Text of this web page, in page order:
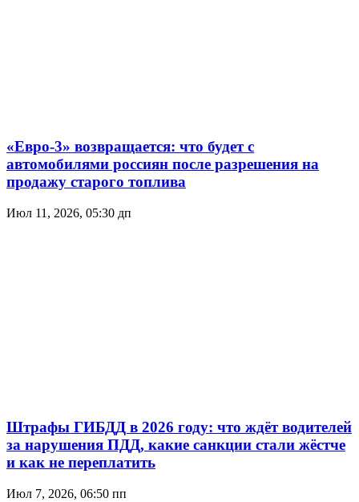
«Евро-3» возвращается: что будет с
автомобилями россиян после разрешения на
продажу старого топлива
Июл 11, 2026, 05:30 дп
Штрафы ГИБДД в 2026 году: что ждёт водителей
за нарушения ПДД, какие санкции стали жёстче
и как не переплатить
Июл 7, 2026, 06:50 пп